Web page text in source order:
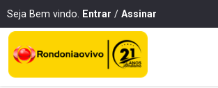
Seja Bem vindo. Entrar / Assinar